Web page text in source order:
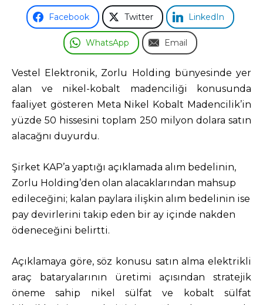
Facebook Twitter LinkedIn
WhatsApp Email
Vestel Elektronik, Zorlu Holding bünyesinde yer
alan ve nikel-kobalt madenciliği konusunda
faaliyet gösteren Meta Nikel Kobalt Madencilik’in
yüzde 50 hissesini toplam 250 milyon dolara satın
alacağnı duyurdu.
Şirket KAP’a yaptığı açıklamada alım bedelinin,
Zorlu Holding’den olan alacaklarından mahsup
edileceğini; kalan paylara ilişkin alım bedelinin ise
pay devirlerini takip eden bir ay içinde nakden
ödeneceğini belirtti.
Açıklamaya göre, söz konusu satın alma elektrikli
araç bataryalarının üretimi açısından stratejik
öneme sahip nikel sülfat ve kobalt sülfat